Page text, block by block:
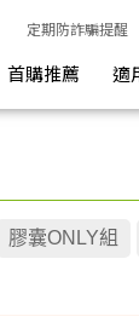
定期防詐騙提醒
首購推薦 適
膠囊ONLY組